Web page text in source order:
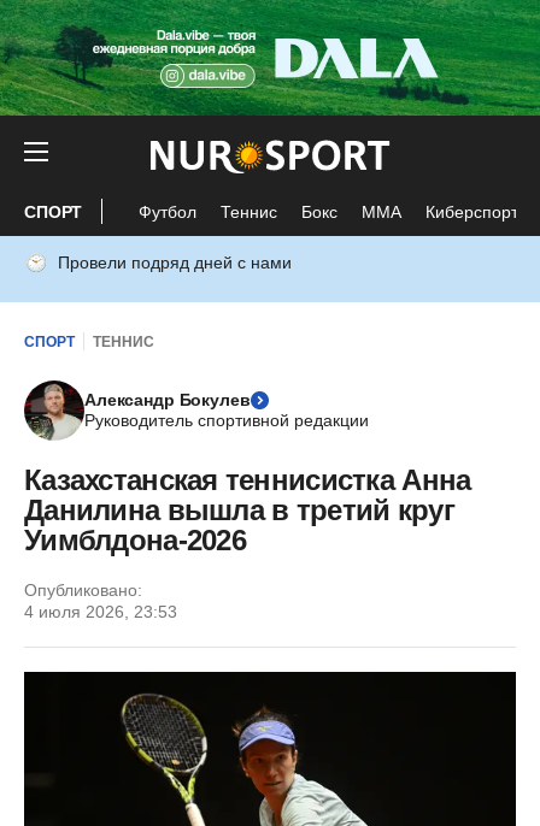
СПОРТ Футбол Теннис Бокс ММА Киберспорт
Провели подряд дней с нами
СПОРТ ТЕННИС
Александр Бокулев
Руководитель спортивной редакции
Казахстанская теннисистка Анна
Данилина вышла в третий круг
Уимблдона-2026
Опубликовано:
4 июля 2026, 23:53